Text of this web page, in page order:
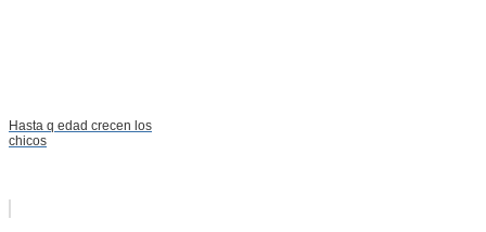
Hasta q edad crecen los
chicos